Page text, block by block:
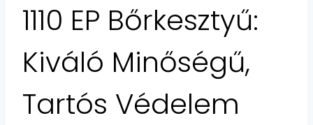
1110 EP Bőrkesztyű:
Kiváló Minőségű,
Tartós Védelem